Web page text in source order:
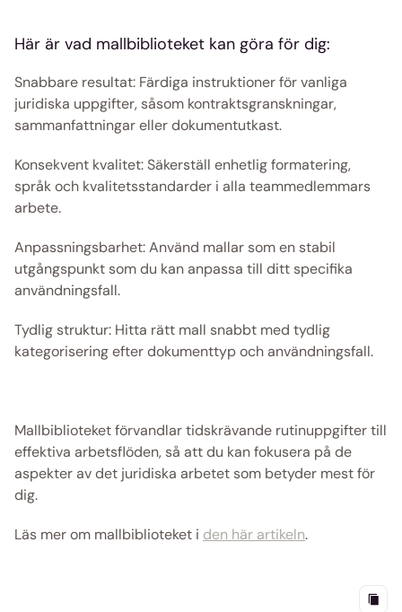
Här är vad mallbiblioteket kan göra för dig:
Snabbare resultat: Färdiga instruktioner för vanliga
juridiska uppgifter, såsom kontraktsgranskningar,
sammanfattningar eller dokumentutkast.
Konsekvent kvalitet: Säkerställ enhetlig formatering,
språk och kvalitetsstandarder i alla teammedlemmars
arbete.
Anpassningsbarhet: Använd mallar som en stabil
utgångspunkt som du kan anpassa till ditt specifika
användningsfall.
Tydlig struktur: Hitta rätt mall snabbt med tydlig
kategorisering efter dokumenttyp och användningsfall.
Mallbiblioteket förvandlar tidskrävande rutinuppgifter till
effektiva arbetsflöden, så att du kan fokusera på de
aspekter av det juridiska arbetet som betyder mest för
dig.
Läs mer om mallbiblioteket i den här artikeln.